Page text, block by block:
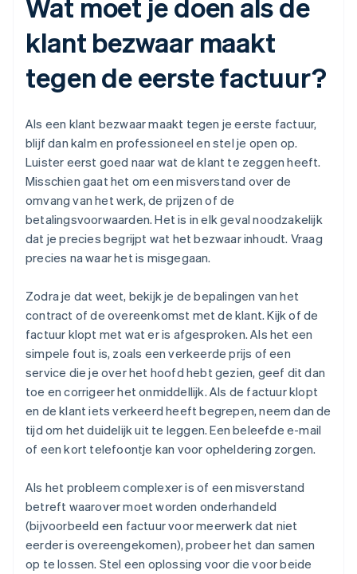
Wat moet je doen als de
klant bezwaar maakt
tegen de eerste factuur?
Als een klant bezwaar maakt tegen je eerste factuur,
blijf dan kalm en professioneel en stel je open op.
Luister eerst goed naar wat de klant te zeggen heeft.
Misschien gaat het om een misverstand over de
omvang van het werk, de prijzen of de
betalingsvoorwaarden. Het is in elk geval noodzakelijk
dat je precies begrijpt wat het bezwaar inhoudt. Vraag
precies na waar het is misgegaan.
Zodra je dat weet, bekijk je de bepalingen van het
contract of de overeenkomst met de klant. Kijk of de
factuur klopt met wat er is afgesproken. Als het een
simpele fout is, zoals een verkeerde prijs of een
service die je over het hoofd hebt gezien, geef dit dan
toe en corrigeer het onmiddellijk. Als de factuur klopt
en de klant iets verkeerd heeft begrepen, neem dan de
tijd om het duidelijk uit te leggen. Een beleefde e-mail
of een kort telefoontje kan voor opheldering zorgen.
Als het probleem complexer is of een misverstand
betreft waarover moet worden onderhandeld
(bijvoorbeeld een factuur voor meerwerk dat niet
eerder is overeengekomen), probeer het dan samen
op te lossen. Stel een oplossing voor die voor beide